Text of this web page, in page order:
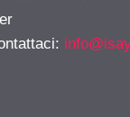
: